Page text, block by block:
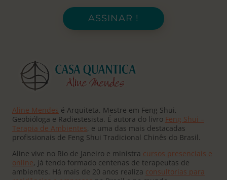
ASSINAR !
Aline Mendes é Arquiteta, Mestre em Feng Shui,
Geobióloga e Radiestesista. É autora do livro Feng Shui –
Terapia de Ambientes, e uma das mais destacadas
profissionais de Feng Shui Tradicional Chinês do Brasil.
Aline vive no Rio de Janeiro e ministra cursos presenciais e
online, já tendo formado centenas de terapeutas de
ambientes. Há mais de 20 anos realiza consultorias para